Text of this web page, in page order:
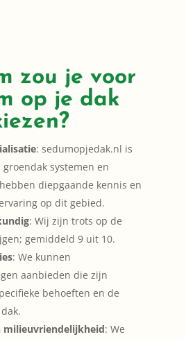
zou je voor
op je dak
: sedumopjedak.nl is
systemen en
diepgaande kennis en
op dit gebied.
: Wij zijn trots op de
gemiddeld 9 uit 10.
: We kunnen
aanbieden die zijn
behoeften en de
milieuvriendelijkheid: We